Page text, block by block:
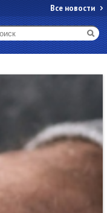
Все новости